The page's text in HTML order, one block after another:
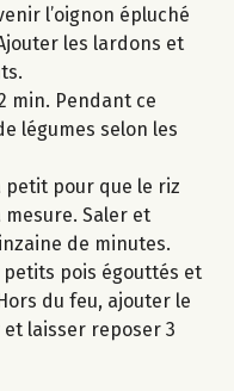
l’oignon épluché
les lardons et
min. Pendant ce
légumes selon les
petit pour que le riz
Saler et
de minutes.
petits pois égouttés et
du feu, ajouter le
laisser reposer 3